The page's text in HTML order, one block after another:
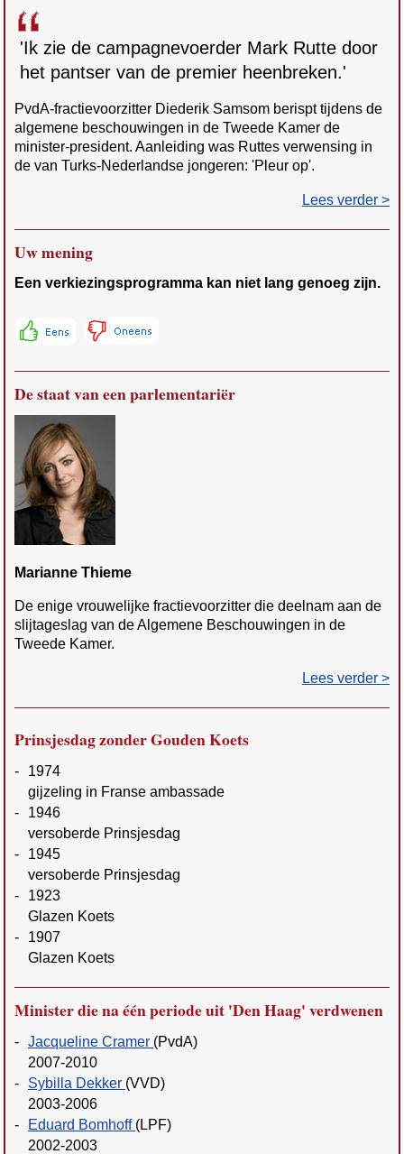
'Ik zie de campagnevoerder Mark Rutte door
het pantser van de premier heenbreken.'
PvdA-fractievoorzitter Diederik Samsom berispt tijdens de
algemene beschouwingen in de Tweede Kamer de
minister-president. Aanleiding was Ruttes verwensing in
de van Turks-Nederlandse jongeren: 'Pleur op'.
Lees verder >
Uw mening
Een verkiezingsprogramma kan niet lang genoeg zijn.
De staat van een parlementariër
Marianne Thieme
De enige vrouwelijke fractievoorzitter die deelnam aan de
slijtageslag van de Algemene Beschouwingen in de
Tweede Kamer.
Lees verder >
Prinsjesdag zonder Gouden Koets
-
1974
gijzeling in Franse ambassade
-
1946
versoberde Prinsjesdag
-
1945
versoberde Prinsjesdag
-
1923
Glazen Koets
-
1907
Glazen Koets
Minister die na één periode uit 'Den Haag' verdwenen
- Jacqueline Cramer (PvdA)
2007-2010
-
Sybilla Dekker (VVD)
2003-2006
-
Eduard Bomhoff (LPF)
2002-2003